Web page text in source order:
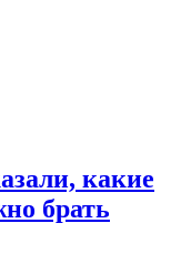
какие
брать